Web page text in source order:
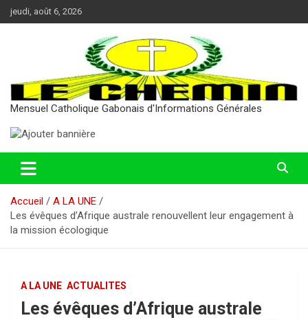
Aller
au
jeudi, août 6, 2026
Mensuel Catholique Gabonais d'Informations Générales
Accueil
A LA UNE
Les évêques d’Afrique australe renouvellent leur engagement à
la mission écologique
A LA UNE ACTUALITES
Les évêques d’Afrique australe